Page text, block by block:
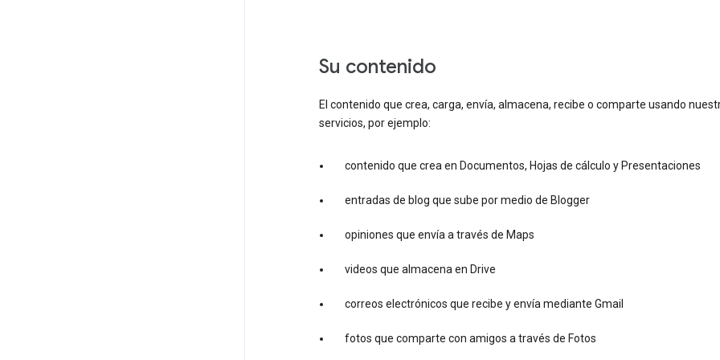
su contenido
El contenido que crea, carga, envía, almacena, recibe o comparte usando
servicios, por ejemplo:
contenido que crea en Documentos, Hojas de cálculo y Presentaciones
entradas de blog que sube por medio de Blogger
opiniones que envía a través de Maps
videos que almacena en Drive
correos electrónicos que recibe y envía mediante Gmail
fotos que comparte con amigos a través de Fotos